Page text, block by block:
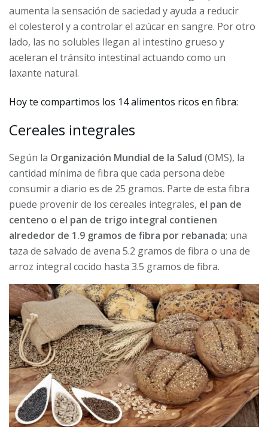
aumenta la sensación de saciedad y ayuda a reducir
el colesterol y a controlar el azúcar en sangre. Por otro
lado, las no solubles llegan al intestino grueso y
aceleran el tránsito intestinal actuando como un
laxante natural.
Hoy te compartimos los 14 alimentos ricos en fibra:
Cereales integrales
Según la Organización Mundial de la Salud (OMS), la
cantidad mínima de fibra que cada persona debe
consumir a diario es de 25 gramos. Parte de esta fibra
puede provenir de los cereales integrales, el pan de
centeno o el pan de trigo integral contienen
alrededor de 1.9 gramos de fibra por rebanada; una
taza de salvado de avena 5.2 gramos de fibra o una de
arroz integral cocido hasta 3.5 gramos de fibra.